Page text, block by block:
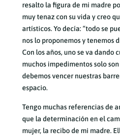
resalto la figura de mi madre
muy tenaz con su vida y creo
artísticos. Yo decía: “todo se
nos lo proponemos y tenemos
Con los años, uno se va dando
muchos impedimentos solo
debemos vencer nuestras
espacio.
Tengo muchas referencias de
que la determinación en el
mujer, la recibo de mi madre.